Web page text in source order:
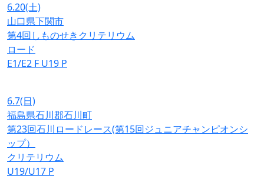
6.20(土)
山口県下関市
第4回しものせきクリテリウム
ロード
E1/E2 F U19 P
6.7(日)
福島県石川郡石川町
第23回石川ロードレース(第15回ジュニアチャンピオンシ
ップ）
クリテリウム
U19/U17 P